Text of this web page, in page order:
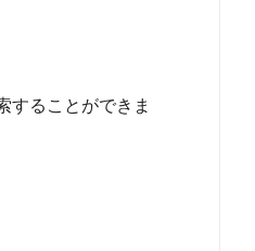
することができま